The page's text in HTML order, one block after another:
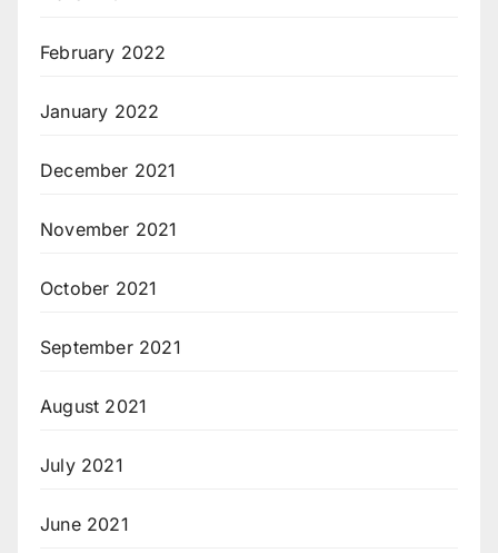
February 2022
January 2022
December 2021
November 2021
October 2021
September 2021
August 2021
July 2021
June 2021